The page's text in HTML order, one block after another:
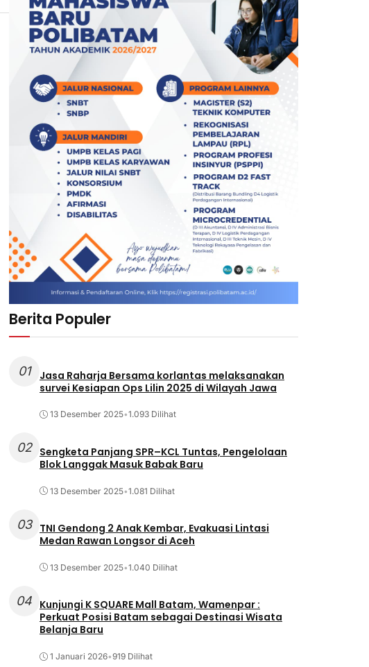
Berita Populer
01
Jasa Raharja Bersama korlantas melaksanakan
survei Kesiapan Ops Lilin 2025 di Wilayah Jawa
13 Desember 2025•1.093 Dilihat
02
Sengketa Panjang SPR–KCL Tuntas, Pengelolaan
Blok Langgak Masuk Babak Baru
13 Desember 2025•1.081 Dilihat
03
TNI Gendong 2 Anak Kembar, Evakuasi Lintasi
Medan Rawan Longsor di Aceh
13 Desember 2025•1.040 Dilihat
04 Kunjungi K SQUARE Mall Batam, Wamenpar :
Perkuat Posisi Batam sebagai Destinasi Wisata
Belanja Baru
1 Januari 2026•919 Dilihat